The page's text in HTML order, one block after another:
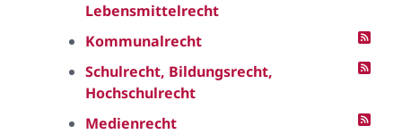
Lebensmittelrecht
Kommunalrecht
Schulrecht, Bildungsrecht,
Hochschulrecht
Medienrecht